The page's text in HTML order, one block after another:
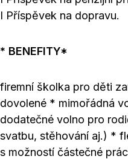
I Příspěvek na dopravu.
* BENEFITY*
firemní školka pro děti
dovolené * mimořádná
dodatečné volno pro
svatbu, stěhování aj.) *
s možností částečné